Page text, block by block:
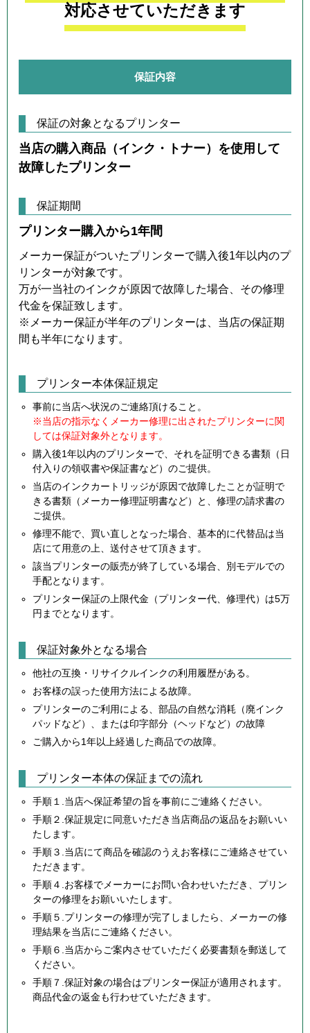
対応させていただきます
保証内容
保証の対象となるプリンター
当店の購入商品（インク・トナー）を使用して
故障したプリンター
保証期間
プリンター購入から1年間
メーカー保証がついたプリンターで購入後1年以内のプ
リンターが対象です。
万が一当社のインクが原因で故障した場合、その修理
代金を保証致します。
※メーカー保証が半年のプリンターは、当店の保証期
間も半年になります。
プリンター本体保証規定
事前に当店へ状況のご連絡頂けること。
※当店の指示なくメーカー修理に出されたプリンターに関
しては保証対象外となります。
購入後1年以内のプリンターで、それを証明できる書類（日
付入りの領収書や保証書など）のご提供。
当店のインクカートリッジが原因で故障したことが証明で
きる書類（メーカー修理証明書など）と、修理の請求書の
ご提供。
修理不能で、買い直しとなった場合、基本的に代替品は当
店にて用意の上、送付させて頂きます。
該当プリンターの販売が終了している場合、別モデルでの
手配となります。
プリンター保証の上限代金（プリンター代、修理代）は5万
円までとなります。
保証対象外となる場合
他社の互換・リサイクルインクの利用履歴がある。
お客様の誤った使用方法による故障。
プリンターのご利用による、部品の自然な消耗（廃インク
パッドなど）、または印字部分（ヘッドなど）の故障
ご購入から1年以上経過した商品での故障。
プリンター本体の保証までの流れ
手順１.当店へ保証希望の旨を事前にご連絡ください。
手順２.保証規定に同意いただき当店商品の返品をお願いい
たします。
手順３.当店にて商品を確認のうえお客様にご連絡させてい
ただきます。
手順４.お客様でメーカーにお問い合わせいただき、プリン
ターの修理をお願いいたします。
手順５.プリンターの修理が完了しましたら、メーカーの修
理結果を当店にご連絡ください。
手順６.当店からご案内させていただく必要書類を郵送して
ください。
手順７.保証対象の場合はプリンター保証が適用されます。
商品代金の返金も行わせていただきます。